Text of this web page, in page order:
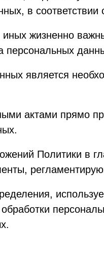
в соответствии
жизненно
персональных
является
актами прямо
Политики в